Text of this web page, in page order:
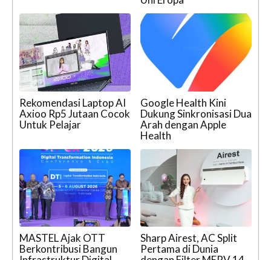
Rekomendasi Laptop AI
Axioo Rp5 Jutaan Cocok
Untuk Pelajar
Google Health Kini
Dukung Sinkronisasi Dua
Arah dengan Apple
Health
MASTEL Ajak OTT
Berkontribusi Bangun
Sharp Airest, AC Split
Pertama di Dunia